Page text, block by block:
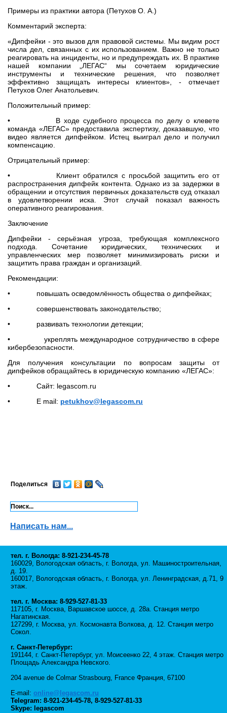
Примеры из практики автора (Петухов О. А.)
Комментарий эксперта:
«Дипфейки - это вызов для правовой системы. Мы видим рост
числа дел, связанных с их использованием. Важно не только
реагировать на инциденты, но и предупреждать их. В практике
нашей компании „ЛЕГАС“ мы сочетаем юридические
инструменты и технические решения, что позволяет
эффективно защищать интересы клиентов», - отмечает
Петухов Олег Анатольевич.
Положительный пример:
• В ходе судебного процесса по делу о клевете
команда «ЛЕГАС» предоставила экспертизу, доказавшую, что
видео является дипфейком. Истец выиграл дело и получил
компенсацию.
Отрицательный пример:
• Клиент обратился с просьбой защитить его от
распространения дипфейк контента. Однако из за задержки в
обращении и отсутствия первичных доказательств суд отказал
в удовлетворении иска. Этот случай показал важность
оперативного реагирования.
Заключение
Дипфейки - серьёзная угроза, требующая комплексного
подхода. Сочетание юридических, технических и
управленческих мер позволяет минимизировать риски и
защитить права граждан и организаций.
Рекомендации:
• повышать осведомлённость общества о дипфейках;
• совершенствовать законодательство;
• развивать технологии детекции;
• укреплять международное сотрудничество в сфере
кибербезопасности.
Для получения консультации по вопросам защиты от
дипфейков обращайтесь в юридическую компанию «ЛЕГАС»:
• Сайт: legascom.ru
• E mail: petukhov@legascom.ru
Поделиться
Написать нам...
тел. г. Вологда: 8-921-234-45-78
160029, Вологодская область, г. Вологда, ул. Машиностроительная,
д. 19.
160017, Вологодская область, г. Вологда, ул. Ленинградская, д.71, 9
этаж.
тел. г. Москва: 8-929-527-81-33
117105, г. Москва, Варшавское шоссе, д. 28а. Станция метро
Нагатинская.
127299, г. Москва, ул. Космонавта Волкова, д. 12. Станция метро
Сокол.
г. Санкт-Петербург:
191144, г. Санкт-Петербург, ул. Моисеенко 22, 4 этаж. Станция метро
Площадь Александра Невского.
204 avenue de Colmar Strasbourg, France Франция, 67100
E-mail: online@legascom.ru
Telegram: 8-921-234-45-78, 8-929-527-81-33
Skype: legascom